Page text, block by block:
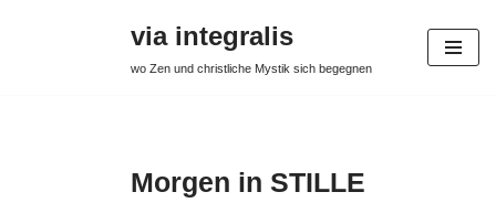
via integralis
wo Zen und christliche Mystik sich begegnen
Morgen in STILLE